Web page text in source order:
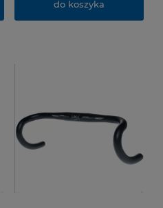
do koszyka